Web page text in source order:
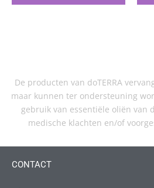
De producten van doTERRA
maar kunnen ter ondersteuning
gebruik van essentiële oliën van
medische klachten en/of
CONTACT